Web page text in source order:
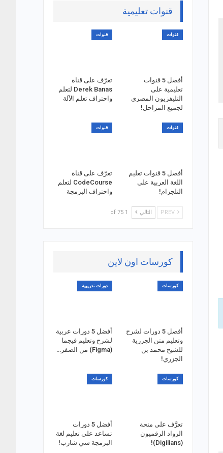
قنوات تعليمية
قنوات
أفضل 5 قنوات
تعليمية على
التليفزيون المصري
لجميع المراحل!
قنوات
تعرّف على قناة
Derek Banas لتعلم
واحتراف تعلم الآلة
قنوات
أفضل 5 قنوات تعليم
اللغة العربية على
التلجرام!
قنوات
تعرّف على قناة
CodeCourse لتعلم
واحتراف البرمجة
التالي 1 of 75
كورسات اون لاين
كورسات
أفضل 5 دورات لشرح
وتعليم متن الجزرية
للشيخ محمد بن
الجزري!
دورات تدريبية
أفضل 5 دورات عربية
لشرح وتعليم فيجما
(Figma) من الصفر…
كورسات
تعرَّف على منحة
الرواد الرقميون
(Digilians)!
كورسات
أفضل 5 دورات
تساعد على تعليم لغة
البرمجة سي شارب!